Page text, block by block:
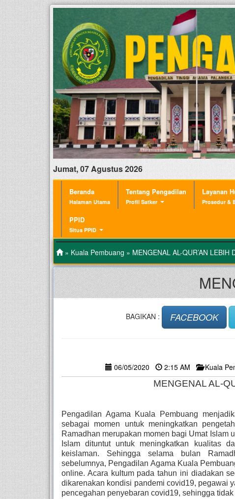
Jumat, 07 Agustus 2026
Beranda
Halaman Utama
Tentang Pengadilan
Profil Satker
Layanan
Prosedur &
PPID
Situs PPID
» Kuala Pembuang » MENGENAL AL-QUR’AN LEBIH
BAGIKAN : FACEBOOK
06/05/2020 2:15 AM Kuala
MENGENAL AL-
Pengadilan Agama Kuala Pembuang
sebagai momen untuk meningkatkan
Ramadhan merupakan momen bagi Umat Islam
Islam dituntut untuk meningkatkan kualitas
keislaman. Sehingga selama bulan
sebelumnya, Pengadilan Agama Kuala
online. Acara kultum pada tahun ini diadakan
dikarenakan kondisi pandemi covid19, pegawai
pencegahan penyebaran covid19, sehingga